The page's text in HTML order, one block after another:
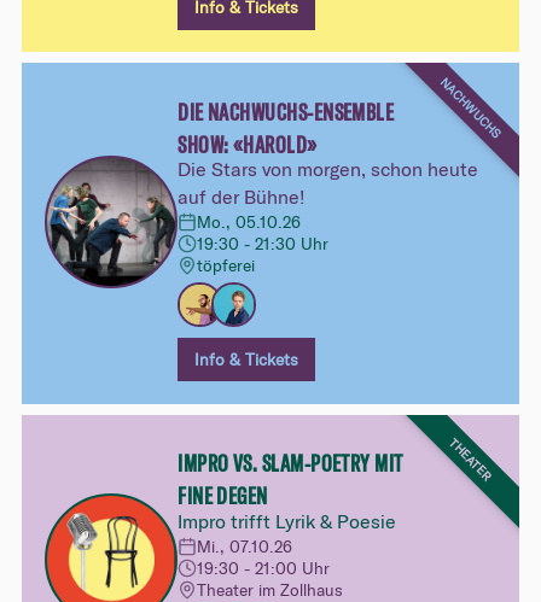
Info & Tickets
NACHWUCHS
DIE NACHWUCHS-ENSEMBLE
SHOW: «HAROLD»
Die Stars von morgen, schon heute
auf der Bühne!
Mo., 05.10.26
19:30 - 21:30 Uhr
töpferei
Info & Tickets
THEATER
IMPRO VS. SLAM-POETRY MIT
FINE DEGEN
Impro trifft Lyrik & Poesie
Mi., 07.10.26
19:30 - 21:00 Uhr
Theater im Zollhaus